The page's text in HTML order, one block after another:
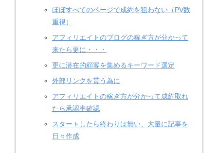
ほぼすべてのページで成約を狙わない（PV数
重視）
アフィリエイトのブログの稼ぎ方が分かって
来たら更に・・・
更に潜在的顧客を集めるキーワード選定
外部リンクを貰う為に
アフィリエイトの稼ぎ方が分かって成約取れ
たら承認率確認
スターㇳしたら終わりは無い、大量に記事を
日々作成